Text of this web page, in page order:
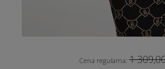
Cena regularna:1